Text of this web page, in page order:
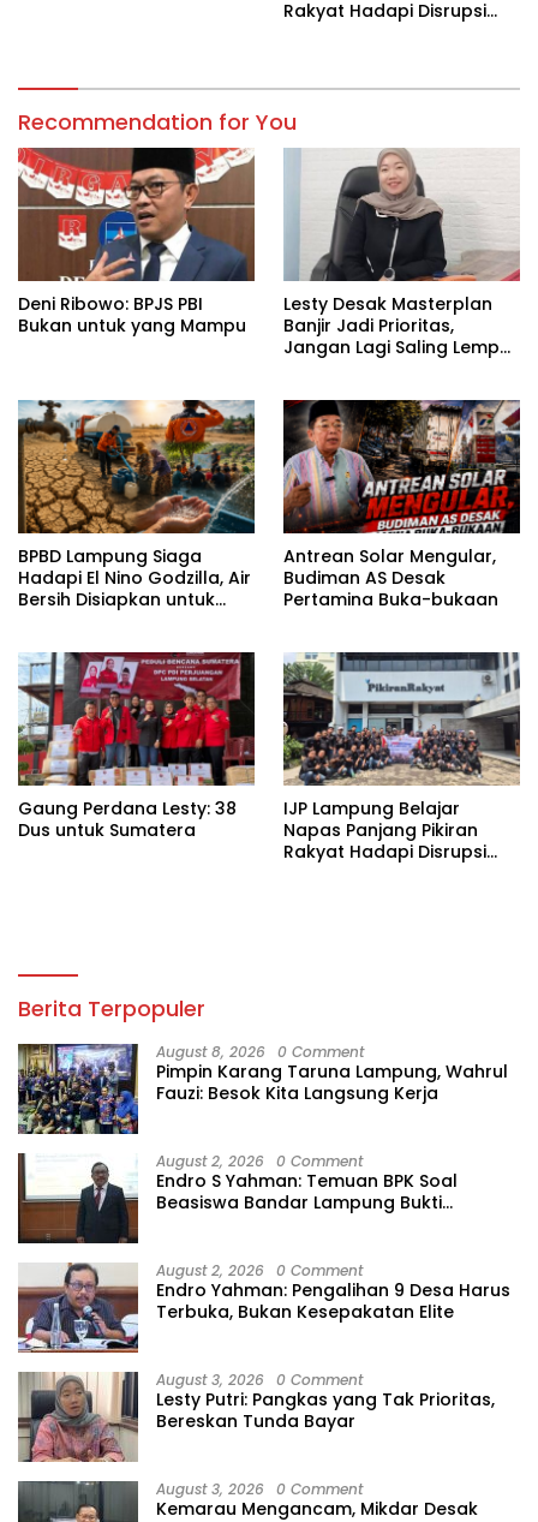
Rakyat Hadapi Disrupsi
Recommendation for You
Deni Ribowo: BPJS PBI
Bukan untuk yang Mampu
Lesty Desak Masterplan
Banjir Jadi Prioritas,
Jangan Lagi Saling Lempar
BPBD Lampung Siaga
Hadapi El Nino Godzilla, Air
Bersih Disiapkan untuk
Antrean Solar Mengular,
Budiman AS Desak
Pertamina Buka-bukaan
Gaung Perdana Lesty: 38
Dus untuk Sumatera
IJP Lampung Belajar
Napas Panjang Pikiran
Rakyat Hadapi Disrupsi
Berita Terpopuler
August 8, 2026 0 Comment
Pimpin Karang Taruna Lampung, Wahrul
Fauzi: Besok Kita Langsung Kerja
August 2, 2026 0 Comment
Endro S Yahman: Temuan BPK Soal
Beasiswa Bandar Lampung Bukti
August 2, 2026 0 Comment
Endro Yahman: Pengalihan 9 Desa Harus
Terbuka, Bukan Kesepakatan Elite
August 3, 2026 0 Comment
Lesty Putri: Pangkas yang Tak Prioritas,
Bereskan Tunda Bayar
August 3, 2026 0 Comment
Kemarau Mengancam, Mikdar Desak